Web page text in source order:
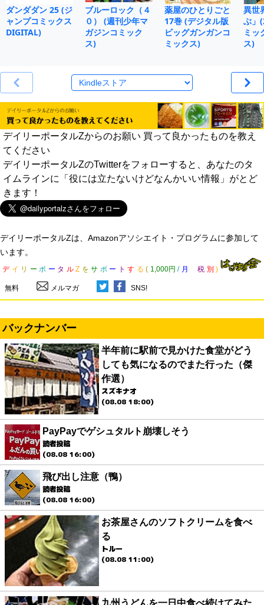
ダンダダン 25 (ジ
ャンプコミックス
DIGITAL)
ブルーロック（４
０） (週刊少年マ
ガジンコミック
ス)
薬屋のひとりごと
17巻 (デジタル版
ビッグガンガンコ
ミックス)
異世
ぶ」
ミッ
ス)
デイリーポータルZからのお願い 買って良かったものを教え
てください
デイリーポータルZのTwitterをフォローすると、あなたのタ
イムラインに「役には立たないけどなんかいい情報」がとど
きます！
デイリーポータルZは、Amazonアソシエイト・プログラムに参加して
います。
デ イ リ ー ポ ー タ ル Z を サ ポ ー ト す る ( 1,000円 / 月 税 別 )
無料 メルマガ SNS!
バックナンバー
半年前に駅前で見かけた食堂がどう
しても気になるのでまた行った（傑
作選）
スズキナオ
(08.08 18:00)
PayPayでゲシュタルト崩壊しそう
読者投稿
(08.08 16:00)
飛び出し注意（鴨）
読者投稿
(08.08 16:00)
お茶屋さんのソフトクリームを食べ
る
トルー
(08.08 11:00)
九州うどんを一日中食べ続けてみた